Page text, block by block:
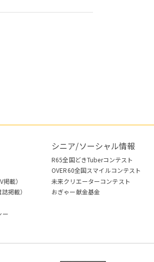
載）
掲載）
ー
シニア/ソーシャル情報
R65全国どきTuberコンテスト
OVER60全国スマイルコンテスト
未来クリエーターコンテスト
おぎゃー献金基金